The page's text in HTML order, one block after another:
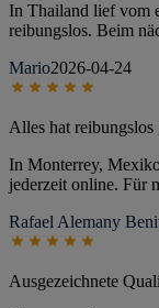
In Thailand lief vom
reibungslos. Beim
Mario2026-04-24
Alles hat reibungslos
In Monterrey,
jederzeit online. Für
Rafael Alemany
Ausgezeichnete